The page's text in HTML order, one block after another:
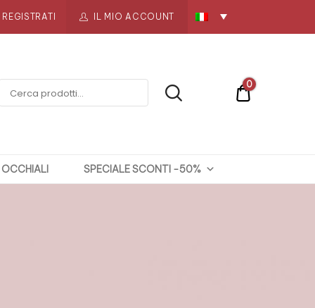
REGISTRATI IL MIO ACCOUNT
€0
0
OCCHIALI SPECIALE SCONTI -50%